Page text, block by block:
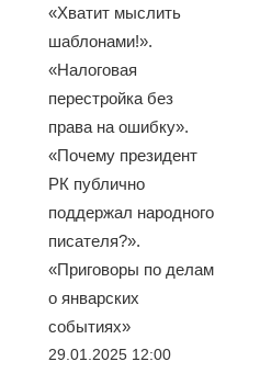
«Хватит мыслить
шаблонами!».
«Налоговая
перестройка без
права на ошибку».
«Почему президент
РК публично
поддержал народного
писателя?».
«Приговоры по делам
о январских
событиях»
29.01.2025 12:00